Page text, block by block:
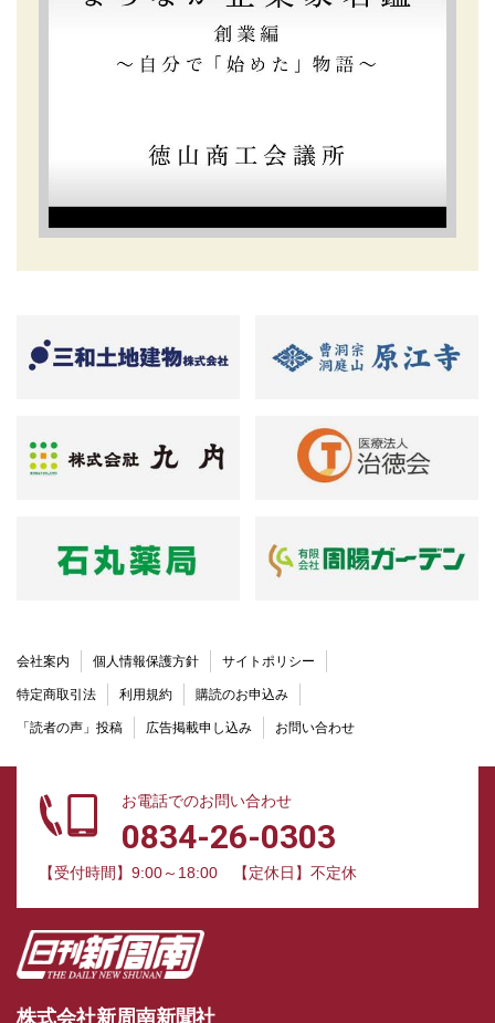
会社案内 個人情報保護方針 サイトポリシー
特定商取引法 利用規約 購読のお申込み
「読者の声」投稿 広告掲載申し込み お問い合わせ
お電話でのお問い合わせ
0834-26-0303
【受付時間】9:00～18:00 【定休日】不定休
株式会社新周南新聞社